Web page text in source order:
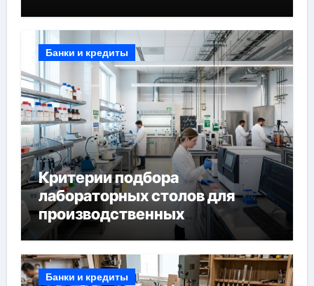
Банки и кредиты
Критерии подбора
лабораторных столов для
производственных
лабораторий
Банки и кредиты